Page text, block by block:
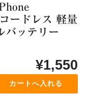
ードレス 軽量
バッテリー
¥1,550